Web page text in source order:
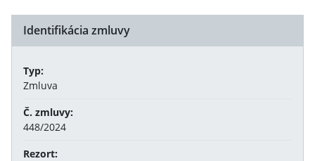
Identifikácia zmluvy
Typ:
Zmluva
Č. zmluvy:
448/2024
Rezort: